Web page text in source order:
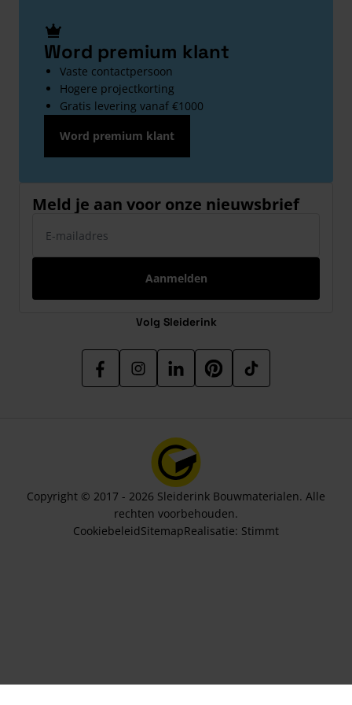
Word premium klant
Vaste contactpersoon
Hogere projectkorting
Gratis levering vanaf €1000
Word premium klant
Meld je aan voor onze nieuwsbrief
Aanmelden
Volg Sleiderink
Copyright © 2017 - 2026 Sleiderink Bouwmaterialen. Alle
rechten voorbehouden.
CookiebeleidSitemapRealisatie: Stimmt